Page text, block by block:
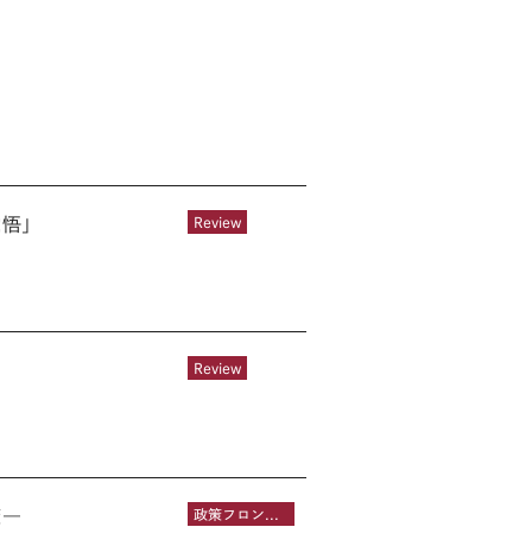
Review
」
Review
―